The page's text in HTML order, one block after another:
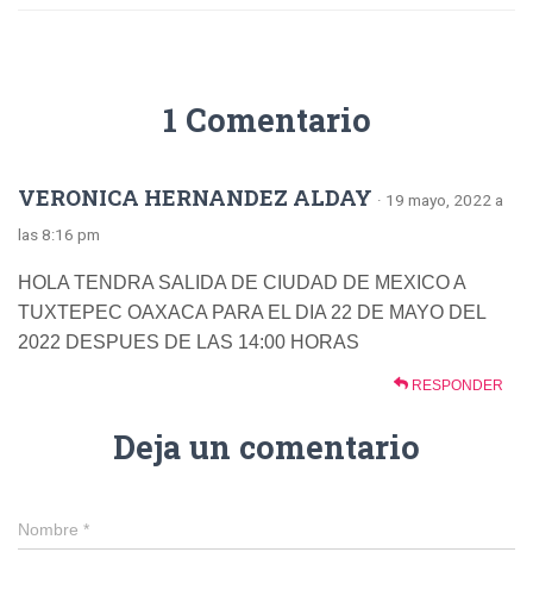
1 Comentario
VERONICA HERNANDEZ ALDAY · 19 mayo, 2022 a
las 8:16 pm
HOLA TENDRA SALIDA DE CIUDAD DE MEXICO A
TUXTEPEC OAXACA PARA EL DIA 22 DE MAYO DEL
2022 DESPUES DE LAS 14:00 HORAS
RESPONDER
Deja un comentario
Nombre *